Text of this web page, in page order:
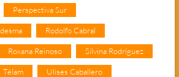
Perspectiva Sur
Rodolfo Cabral
Roxana Reinoso Silvina Rodríguez
Télam Ulises Caballero